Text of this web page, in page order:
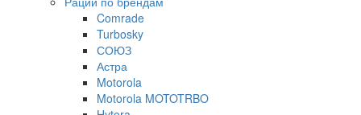
Comrade
Turbosky
СОЮЗ
Астра
Motorola
Motorola MOTOTRBO